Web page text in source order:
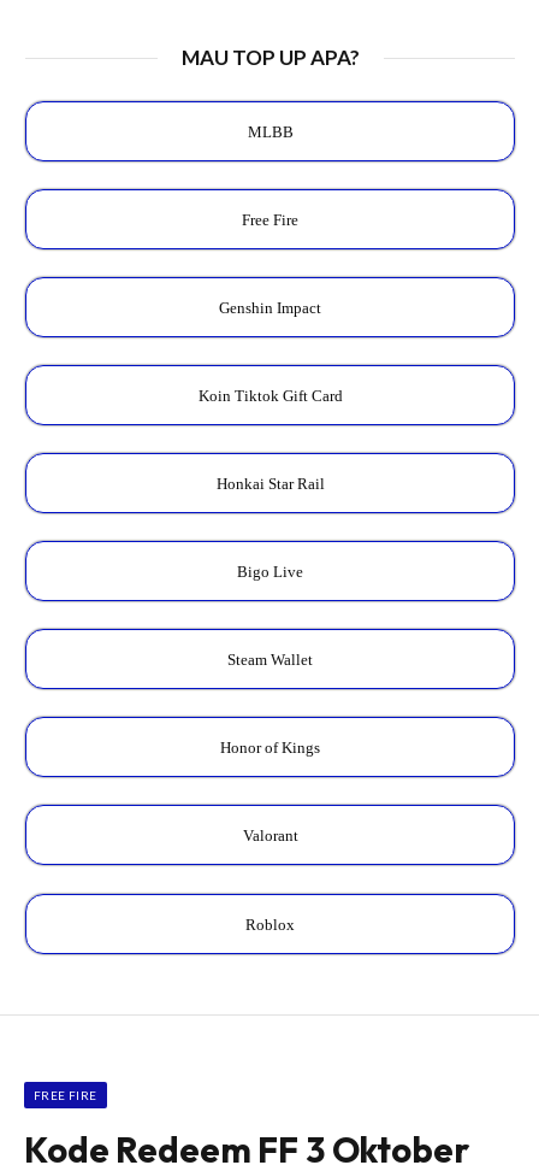
MAU TOP UP APA?
MLBB
Free Fire
Genshin Impact
Koin Tiktok Gift Card
Honkai Star Rail
Bigo Live
Steam Wallet
Honor of Kings
Valorant
Roblox
FREE FIRE
Kode Redeem FF 3 Oktober